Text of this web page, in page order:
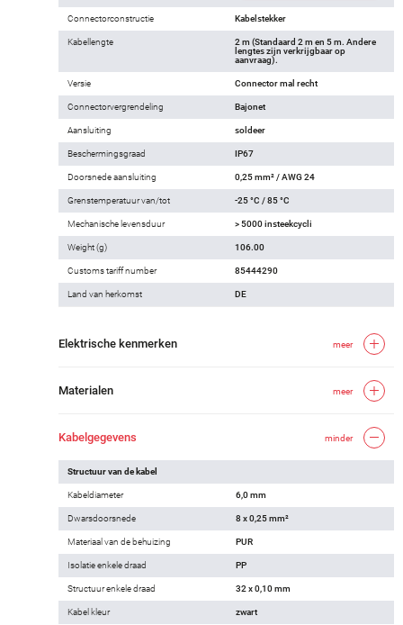
Connectorconstructie Kabelstekker
Kabellengte
2 m (Standaard 2 m en 5 m. Andere
lengtes zijn verkrijgbaar op
aanvraag).
Versie Connector mal recht
Connectorvergrendeling Bajonet
Aansluiting soldeer
Beschermingsgraad IP67
Doorsnede aansluiting 0,25 mm² / AWG 24
Grenstemperatuur van/tot -25 °C / 85 °C
Mechanische levensduur > 5000 insteekcycli
Weight (g) 106.00
Customs tariff number 85444290
Land van herkomst DE
Elektrische kenmerken meer
Materialen meer
Kabelgegevens minder
Structuur van de kabel
Kabeldiameter 6,0 mm
Dwarsdoorsnede 8 x 0,25 mm²
Materiaal van de behuizing PUR
Isolatie enkele draad PP
Structuur enkele draad 32 x 0,10 mm
Kabel kleur zwart